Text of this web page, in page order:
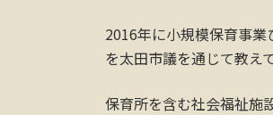
2016年に小規模保育事
を太田市議を通じて教え
保育所を含む社会福祉施